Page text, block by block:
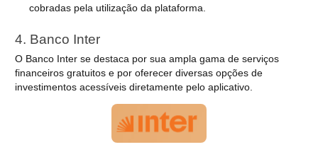
cobradas pela utilização da plataforma.
4. Banco Inter
O Banco Inter se destaca por sua ampla gama de serviços
financeiros gratuitos e por oferecer diversas opções de
investimentos acessíveis diretamente pelo aplicativo.